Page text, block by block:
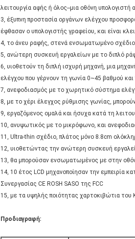
λειτουργία αφής ή όλος--μια οθόνη υπολογιστή
3, έξυπνη προστασία οργάνων ελέγχου
έφθασαν ο υπολογιστής γραφείου, και είναι
4, το άνευ ραφής, στενά ενσωματωμένο σχέδιο
5, ανώτερη συσκευή εργαλείων με το διπλό
6, υιοθετούν τη διπλή ισχυρή μηχανή, μια
ελέγχου που γέρνουν τη γωνία 0~45 βαθμού και
7, ανεφοδιασμός με το χωρητικό σύστημα
8, με το χέρι έλεγχος ρύθμισης γωνίας,
9, εργαζόμενος ομαλά και ήσυχα κατά τη
10, ανυψωτικός με το μικρόφωνο, και
11, Ultra-thin σχέδιο, πλάτος μόνο 8.8cm
12, υιοθετώντας την ανώτερη συσκευή
13, θα μπορούσαν ενσωματωμένος με στην
14, 10 έτος LCD μηχανοποίησαν την εμπειρία
Συνεργασίας CE ROSH SASO της FCC
15, με τα υψηλής ποιότητας χαρτοκιβώτια του
Προδιαγραφή: